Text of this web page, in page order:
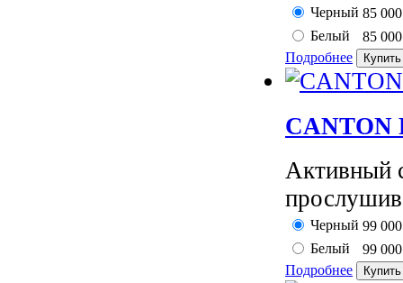
Черный 85
Белый
85
Подробнее
CANTON
Активный
Черный 99
Белый
99
Подробнее